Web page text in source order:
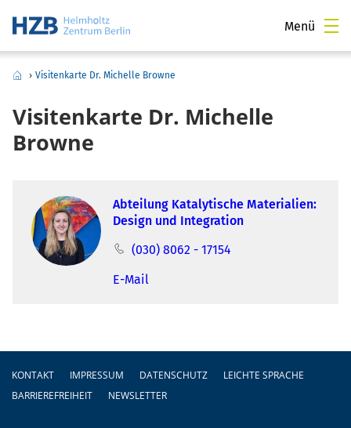
Menü
› Visitenkarte Dr. Michelle Browne
Visitenkarte Dr. Michelle
Browne
Abteilung Katalytische Materialien:
Design und Integration
(030) 8062 - 17154
E-Mail
Fußzeile
KONTAKT IMPRESSUM DATENSCHUTZ
LEICHTE SPRACHE
BARRIEREFREIHEIT
NEWSLETTER